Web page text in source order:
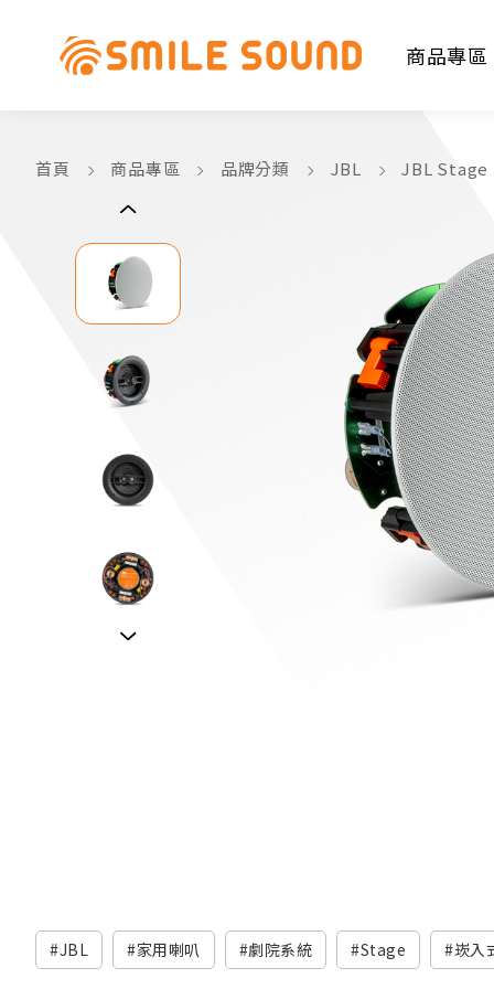
請選擇商品分類
商品專區
首頁 商品專區 品牌分類 JBL JBL Stage
JBL 家用喇叭 劇院系統 Stage 崁入